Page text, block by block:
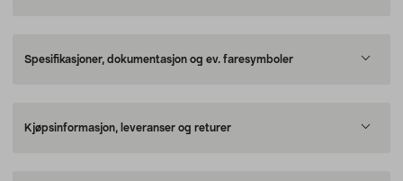
Spesifikasjoner, dokumentasjon og ev. faresymboler
Kjøpsinformasjon, leveranser og returer